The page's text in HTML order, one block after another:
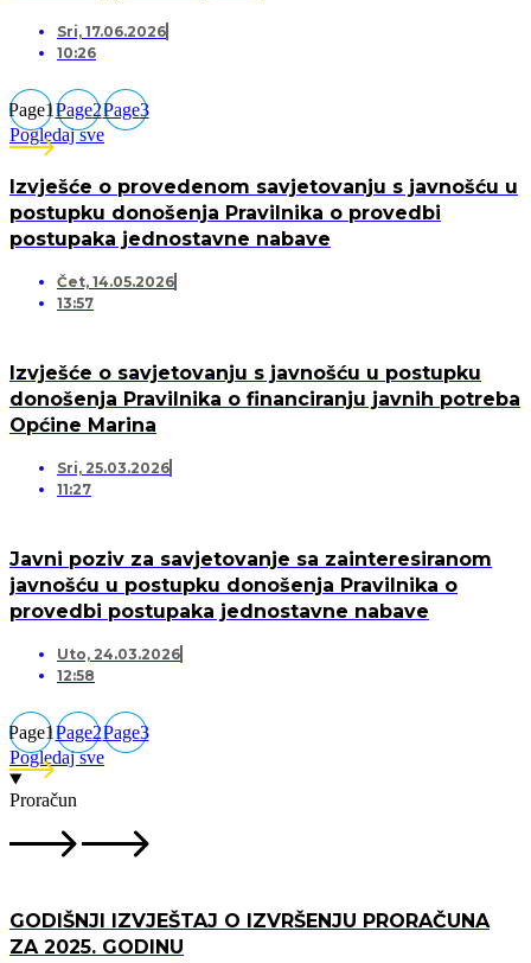
Sri, 17.06.2026
10:26
Page1Page2Page3
Pogledaj sve
Izvješće o provedenom savjetovanju s javnošću u
postupku donošenja Pravilnika o provedbi
postupaka jednostavne nabave
Čet, 14.05.2026
13:57
Izvješće o savjetovanju s javnošću u postupku
donošenja Pravilnika o financiranju javnih potreba
Općine Marina
Sri, 25.03.2026
11:27
Javni poziv za savjetovanje sa zainteresiranom
javnošću u postupku donošenja Pravilnika o
provedbi postupaka jednostavne nabave
Uto, 24.03.2026
12:58
Page1Page2Page3
Pogledaj sve
Proračun
GODIŠNJI IZVJEŠTAJ O IZVRŠENJU PRORAČUNA
ZA 2025. GODINU